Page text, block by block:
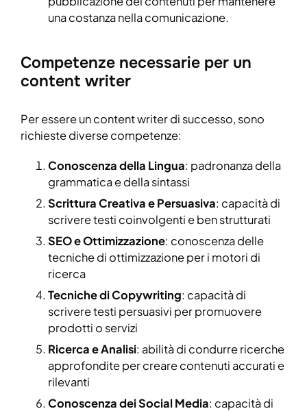
una costanza nella comunicazione.
Competenze necessarie per un
content writer
Per essere un content writer di successo, sono
richieste diverse competenze:
Conoscenza della Lingua: padronanza della
grammatica e della sintassi
Scrittura Creativa e Persuasiva: capacità di
scrivere testi coinvolgenti e ben strutturati
SEO e Ottimizzazione: conoscenza delle
tecniche di ottimizzazione per i motori di
ricerca
Tecniche di Copywriting: capacità di
scrivere testi persuasivi per promuovere
prodotti o servizi
Ricerca e Analisi: abilità di condurre ricerche
approfondite per creare contenuti accurati e
rilevanti
Conoscenza dei Social Media: capacità di